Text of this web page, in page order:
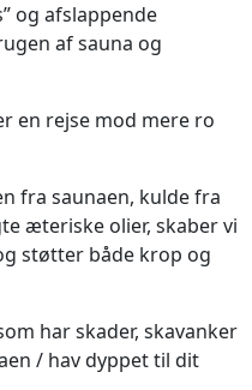
og afslappende
af sauna og
en rejse mod mere ro
fra saunaen, kulde fra
æteriske olier, skaber vi
støtter både krop og
har skader, skavanker
/ hav dyppet til dit